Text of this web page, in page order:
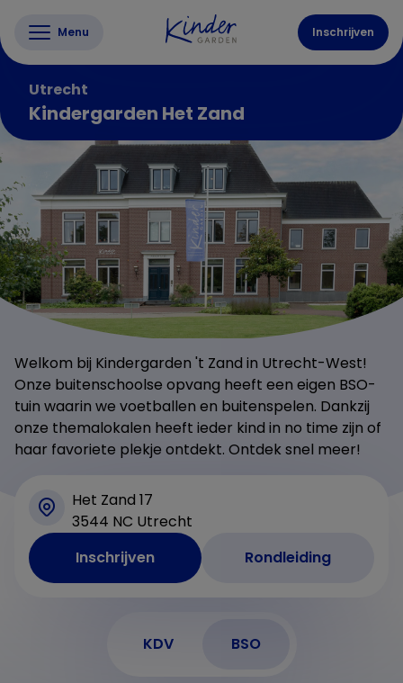
Menu Inschrijven
Utrecht
Kindergarden Het Zand
Welkom bij Kindergarden 't Zand in Utrecht-West!
Onze buitenschoolse opvang heeft een eigen BSO-
tuin waarin we voetballen en buitenspelen. Dankzij
onze themalokalen heeft ieder kind in no time zijn of
haar favoriete plekje ontdekt. Ontdek snel meer!
Het Zand 17
3544 NC Utrecht
Inschrijven
Rondleiding
KDV BSO